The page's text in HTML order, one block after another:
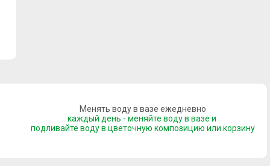
Менять воду в вазе ежедневно
каждый день - меняйте воду в вазе и
подливайте водув цветочную композицию или корзину